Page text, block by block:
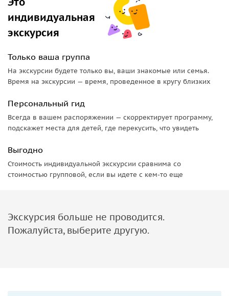
огненное шоу, катание на лодках. Свободное время для
фото и отдыха.
• Ужин в ресторане «Шашлык» — вкуснейшие блюда
индивидуальная
экскурсия
Только ваша группа
На экскурсии будете только вы, ваши знакомые или семья.
Время на экскурсии — время, проведенное в кругу близких
Персональный гид
Всегда в вашем распоряжении — скорректирует программу,
подскажет места для детей, где перекусить, что увидеть
Выгодно
Стоимость индивидуальной экскурсии сравнима со
стоимостью групповой, если вы идете с кем-то еще
Экскурсия больше не проводится.
Пожалуйста, выберите другую.